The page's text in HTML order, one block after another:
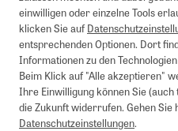
einwilligen oder einzelne Tools
klicken Sie auf
entsprechenden Optionen. Dort
Informationen zu den
Beim Klick auf "Alle akzeptieren"
Ihre Einwilligung können Sie
die Zukunft widerrufen. Gehen Sie
Datenschutzeinstellungen.